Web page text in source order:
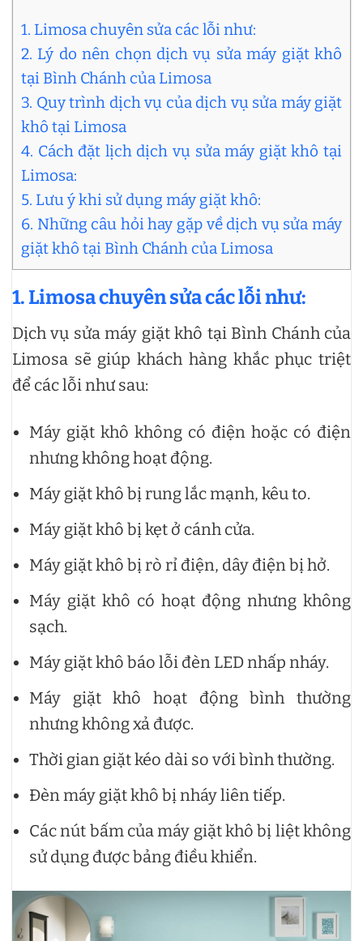
1. Limosa chuyên sửa các lỗi như:
2. Lý do nên chọn dịch vụ sửa máy giặt khô
tại Bình Chánh của Limosa
3. Quy trình dịch vụ của dịch vụ sửa máy giặt
khô tại Limosa
4. Cách đặt lịch dịch vụ sửa máy giặt khô tại
Limosa:
5. Lưu ý khi sử dụng máy giặt khô:
6. Những câu hỏi hay gặp về dịch vụ sửa máy
giặt khô tại Bình Chánh của Limosa
1. Limosa chuyên sửa các lỗi như:
Dịch vụ sửa máy giặt khô tại Bình Chánh của
Limosa sẽ giúp khách hàng khắc phục triệt
để các lỗi như sau:
Máy giặt khô không có điện hoặc có điện
nhưng không hoạt động.
Máy giặt khô bị rung lắc mạnh, kêu to.
Máy giặt khô bị kẹt ở cánh cửa.
Máy giặt khô bị rò rỉ điện, dây điện bị hở.
Máy giặt khô có hoạt động nhưng không
sạch.
Máy giặt khô báo lỗi đèn LED nhấp nháy.
Máy giặt khô hoạt động bình thường
nhưng không xả được.
Thời gian giặt kéo dài so với bình thường.
Đèn máy giặt khô bị nháy liên tiếp.
Các nút bấm của máy giặt khô bị liệt không
sử dụng được bảng điều khiển.